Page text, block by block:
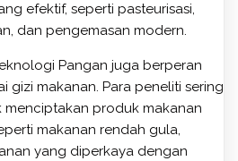
efektif, seperti pasteurisasi,
dan pengemasan modern.
Pangan juga berperan
gizi makanan. Para peneliti sering
menciptakan produk makanan
makanan rendah gula,
yang diperkaya dengan